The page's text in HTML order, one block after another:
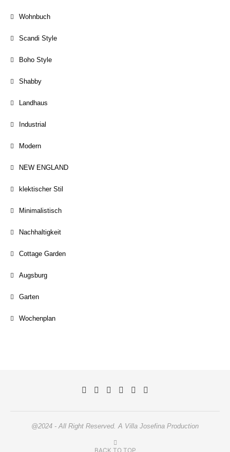
Wohnbuch
Scandi Style
Boho Style
Shabby
Landhaus
Industrial
Modern
NEW ENGLAND
klektischer Stil
Minimalistisch
Nachhaltigkeit
Cottage Garden
Augsburg
Garten
Wochenplan
@2024 - All Right Reserved. A Villa Josefina Production
BACK TO TOP